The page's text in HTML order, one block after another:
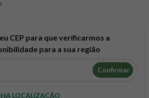
CEP para que verificarmos a
para a sua região
Confirmar
LOCALIZAÇÃO
verde